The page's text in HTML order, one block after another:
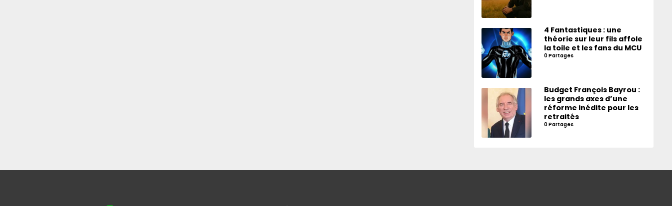
4 Fantastiques : une
théorie sur leur fils affole
la toile et les fans du MCU
0 Partages
Budget François Bayrou :
les grands axes d’une
réforme inédite pour les
retraités
0 Partages